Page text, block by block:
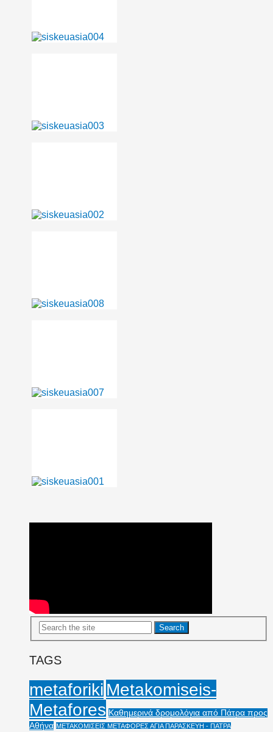
TAGS
metaforiki Metakomiseis-
Metafores Καθημερινά δρομολόγια από Πάτρα προς
Αθήνα ΜΕΤΑΚΟΜΙΣΕΙΣ ΜΕΤΑΦΟΡΕΣ ΑΓΙΑ ΠΑΡΑΣΚΕΥΗ - ΠΑΤΡΑ